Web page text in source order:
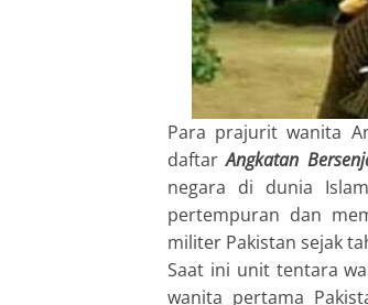
Para prajurit wanita
daftarAngkatan
negara di dunia
pertempuran dan
militer Pakistan sejak
Saat ini unit tentara
wanita pertama